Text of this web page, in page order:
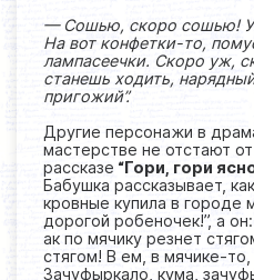
— Сошью, скоро сошью!
На вот конфетки-то,
лампасеечки. Скоро уж,
станешь ходить,
пригожий”.
Другие персонажи в
мастерстве не отстают
рассказе “Гори, гори
Бабушка рассказывает,
кровные купила в городе
дорогой робеночек!”, а
ак по мячику резнет
стягом! В ем, в мячике-
Зачуфыркало, кума,